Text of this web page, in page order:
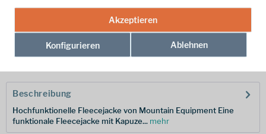
Merken
Hersteller-Nr.: ME-005761-01691-10
Beschreibung
Hochfunktionelle Fleecejacke von Mountain Equipment Eine
funktionale Fleecejacke mit Kapuze... mehr
Akzeptieren
Konfigurieren Ablehnen